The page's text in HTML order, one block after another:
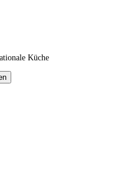
Küche